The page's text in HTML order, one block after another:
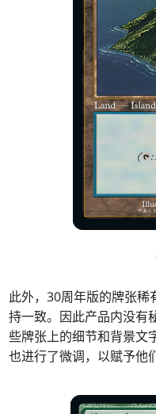
此外，30周年版的牌张
持一致。因此产品内没有
些牌张上的细节和背景文
也进行了微调，以赋予他